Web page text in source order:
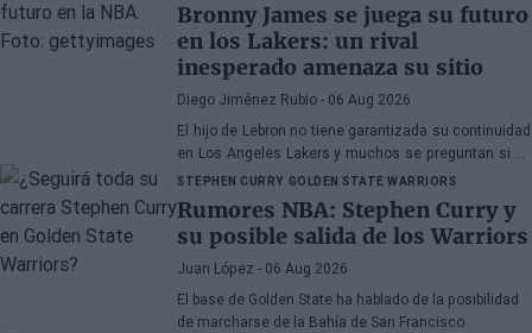
Bronny James se juega su futuro
en los Lakers: un rival
inesperado amenaza su sitio
Diego Jiménez Rubio - 06 Aug 2026
El hijo de Lebron no tiene garantizada su continuidad
en Los Angeles Lakers y muchos se preguntan si ha
hecho méritos para seguir en la NBA.
STEPHEN CURRY GOLDEN STATE WARRIORS
Rumores NBA: Stephen Curry y
su posible salida de los Warriors
Juan López - 06 Aug 2026
El base de Golden State ha hablado de la posibilidad
de marcharse de la Bahía de San Francisco